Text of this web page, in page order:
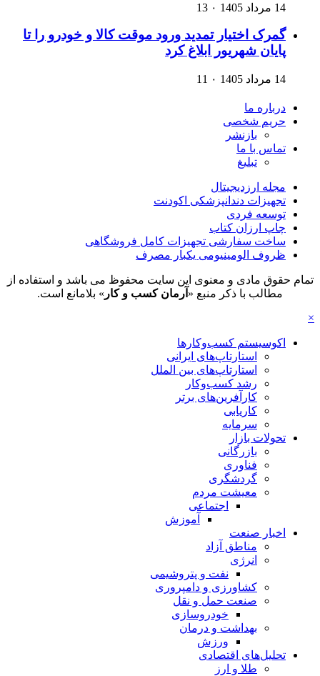
14 مرداد 1405 ۰ 13
گمرک اختیار تمدید ورود موقت کالا و خودرو را تا
پایان شهریور ابلاغ کرد
14 مرداد 1405 ۰ 11
درباره ما
حریم شخصی
بازنشر
تماس با ما
تبلیغ
مجله ارزدیجیتال
تجهیزات دندانپزشکی اکودنت
توسعه فردی
چاپ ارزان کتاب
ساخت سفارشی تجهیزات کامل فروشگاهی
ظروف الومینیومی یکبار مصرف
تمام حقوق مادی و معنوی این سایت محفوظ می باشد و استفاده از
مطالب با ذکر منبع « آرمان کسب و کار » بلامانع است.
×
اکوسیستم کسب‌وکارها
استارتاپ‌های ایرانی
استارتاپ‌های بین الملل
رشد کسب‌وکار
کارآفرین‌های برتر
کاریابی
سرمایه
تحولات بازار
بازرگانی
فناوری
گردشگری
معیشت مردم
اجتماعی
آموزش
اخبار صنعت
مناطق آزاد
انرژی
نفت و پتروشیمی
کشاورزی و دامپروری
صنعت حمل و نقل
خودروسازی
بهداشت و درمان
ورزش
تحلیل‌های اقتصادی
طلا و ارز